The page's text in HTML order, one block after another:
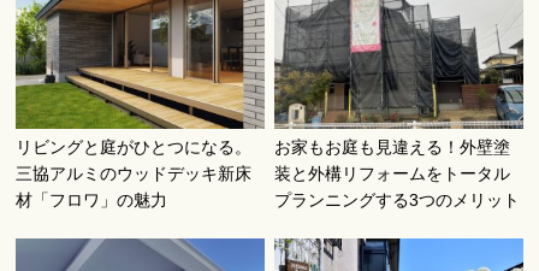
リビングと庭がひとつになる。
三協アルミのウッドデッキ新床
材「フロワ」の魅力
お家もお庭も見違える！外壁塗
装と外構リフォームをトータル
プランニングする3つのメリット